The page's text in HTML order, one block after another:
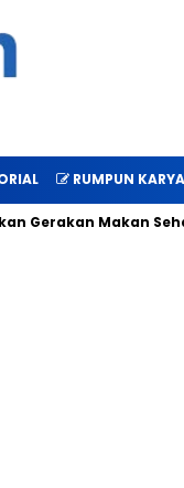
RUMPUN KARYA
Gerakan Makan Sehat